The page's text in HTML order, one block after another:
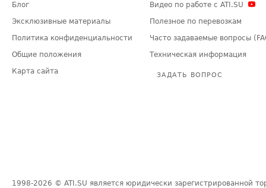
Блог
Эксклюзивные материалы
Политика конфиденциальности
Общие положения
Карта сайта
Видео по работе с ATI.SU
Полезное по перевозкам
Часто задаваемые вопросы
Техническая информация
ЗАДАТЬ ВОПРОС
1998-2026 © ATI.SU является юридически зарегистрированной